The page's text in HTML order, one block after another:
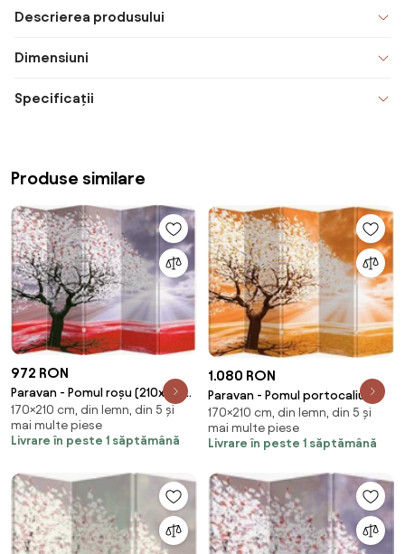
Descrierea produsului
Dimensiuni
Specificații
Produse similare
972 RON
Paravan - Pomul roșu (210x170
cm)
170×210 cm, din lemn, din 5 și
mai multe piese
Livrare în peste 1 săptămână
1.080 RON
Paravan - Pomul portocaliu
(210x170 cm)
170×210 cm, din lemn, din 5 și
mai multe piese
Livrare în peste 1 săptămână